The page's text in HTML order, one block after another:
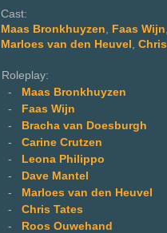
Cast:
Maas Bronkhuyzen
Faas Wijn
Marloes van den Heuvel
Roleplay:
-
Maas Bronkhuyzen
-
Faas Wijn
-
Bracha van Doesburgh
- Carine Crutzen
-
Leona Philippo
-
Dave Mantel
-
Marloes van den Heuvel
- Chris Tates
-
Roos Ouwehand